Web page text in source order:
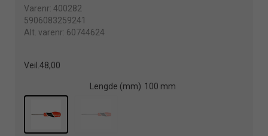
Varenr: 400282
5906083259241
Alt. varenr: 60744624
Veil. 48,00
Lengde (mm) 100 mm